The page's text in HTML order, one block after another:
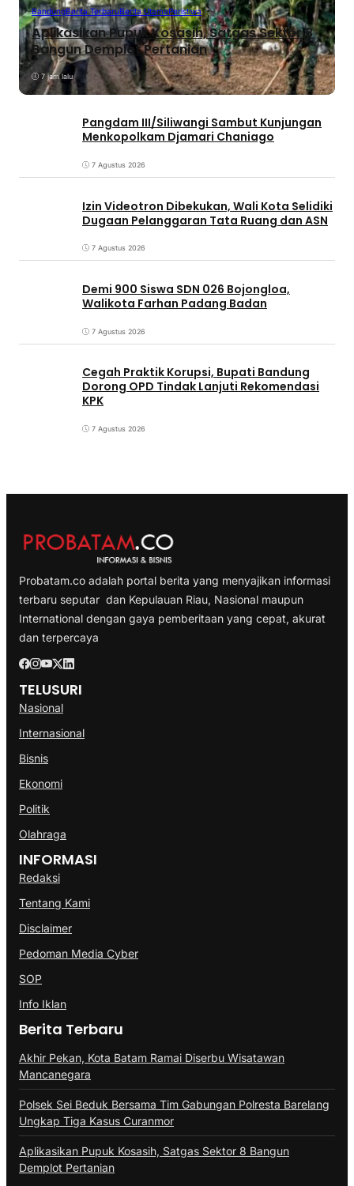
BandungBerita TerbaruBerita UtamaPeristiwa
Aplikasikan Pupuk Kosasih, Satgas Sektor 8
Bangun Demplot Pertanian
7 jam lalu
Pangdam III/Siliwangi Sambut Kunjungan
Menkopolkam Djamari Chaniago
7 Agustus 2026
Izin Videotron Dibekukan, Wali Kota Selidiki
Dugaan Pelanggaran Tata Ruang dan ASN
7 Agustus 2026
Demi 900 Siswa SDN 026 Bojongloa,
Walikota Farhan Padang Badan
7 Agustus 2026
Cegah Praktik Korupsi, Bupati Bandung
Dorong OPD Tindak Lanjuti Rekomendasi
KPK
7 Agustus 2026
Probatam.co adalah portal berita yang menyajikan informasi
terbaru seputar dan Kepulauan Riau, Nasional maupun
International dengan gaya pemberitaan yang cepat, akurat
dan terpercaya
TELUSURI
Nasional
Internasional
Bisnis
Ekonomi
Politik
Olahraga
INFORMASI
Redaksi
Tentang Kami
Disclaimer
Pedoman Media Cyber
SOP
Info Iklan
Berita Terbaru
Akhir Pekan, Kota Batam Ramai Diserbu Wisatawan
Mancanegara
Polsek Sei Beduk Bersama Tim Gabungan Polresta Barelang
Ungkap Tiga Kasus Curanmor
Aplikasikan Pupuk Kosasih, Satgas Sektor 8 Bangun
Demplot Pertanian